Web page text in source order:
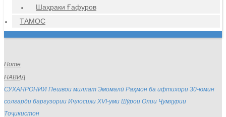
Шаҳраки Ғафуров
ТАМОС
Home
НАВИД
СУХАНРОНИИ Пешвои миллат Эмомалӣ Раҳмон ба ифтихори 30-юмин
солгарди баргузории Иҷлосияи XVI-уми Шӯрои Олии Ҷумҳурии
Тоҷикистон